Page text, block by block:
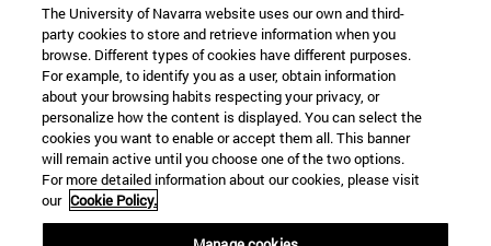
Aula abierta
Cátedra de Patrimonio y Arte Navarro
Facultad de Filosofía y Letras
Campus Universitario s/n
Navarra
The University of Navarra website uses our own and third-
party cookies to store and retrieve information when you
browse. Different types of cookies have different purposes.
For example, to identify you as a user, obtain information
about your browsing habits respecting your privacy, or
personalize how the content is displayed. You can select the
cookies you want to enable or accept them all. This banner
will remain active until you choose one of the two options.
For more detailed information about our cookies, please visit
our Cookie Policy.